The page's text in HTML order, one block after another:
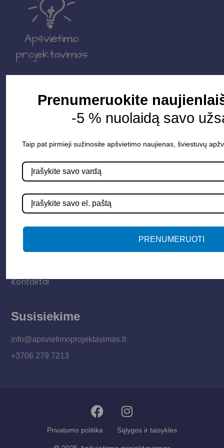
Apšvietimo sistemos
Lauko šviestuvai
LED juostos
Vidaus apšvietimas
Informacija
Paslaugos
Kontaktai
Susisiekime
info@apsvietimoprojektavimas.lt
+3706 279 7213
Privatumo politika Sąlygos ir taisyklės
Prenumeruokite
-5 % nuolaidą savo
Taip pat pirmieji sužinosite apšvietimo naujienas, šviestuvų
PRENUMERUOTI